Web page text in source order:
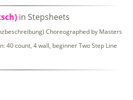
in Stepsheets
Choreographed by Masters
40 count, 4 wall, beginner Two Step Line